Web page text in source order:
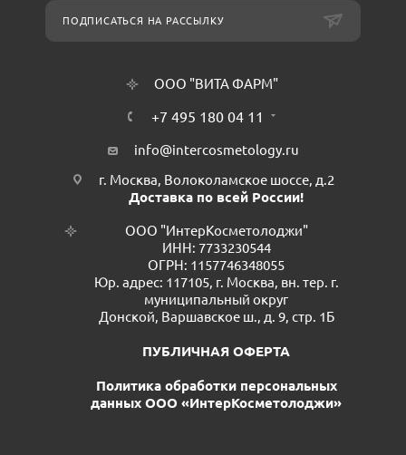
ПОДПИСАТЬСЯ НА РАССЫЛКУ
ООО "ВИТА ФАРМ"
+7 495 180 04 11
info@intercosmetology.ru
г. Москва, Волоколамское шоссе, д.2
Доставка по всей России!
ООО "ИнтерКосметолоджи"
ИНН: 7733230544
ОГРН: 1157746348055
Юр. адрес: 117105, г. Москва, вн. тер. г.
муниципальный округ
Донской, Варшавское ш., д. 9, стр. 1Б
ПУБЛИЧНАЯ ОФЕРТА
Политика обработки персональных
данных ООО «ИнтерКосметолоджи»